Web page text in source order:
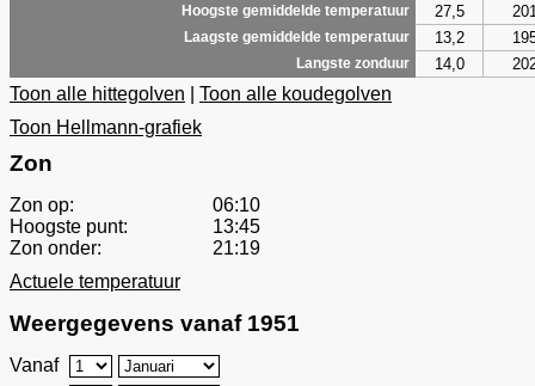
Hoogste gemiddelde temperatuur 27,5
Laagste gemiddelde temperatuur 13,2
Langste zonduur 14,0
Toon alle hittegolven
Toon alle koudegolven
Toon Hellmann-grafiek
Zon
Zon op:
06:10
Hoogste punt:
13:45
Zon onder:
21:19
Actuele temperatuur
Weergegevens vanaf 1951
Vanaf